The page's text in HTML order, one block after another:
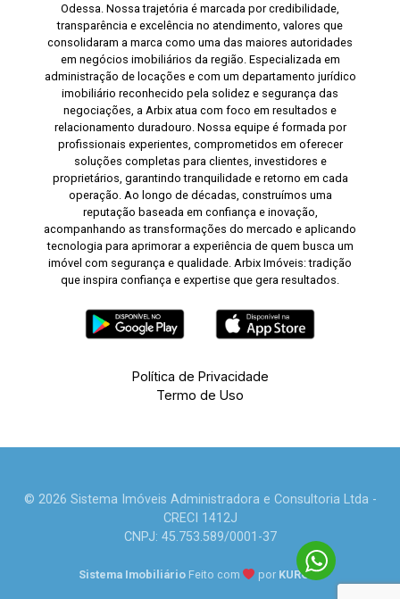
Odessa. Nossa trajetória é marcada por credibilidade,
transparência e excelência no atendimento, valores que
consolidaram a marca como uma das maiores autoridades
em negócios imobiliários da região. Especializada em
administração de locações e com um departamento jurídico
imobiliário reconhecido pela solidez e segurança das
negociações, a Arbix atua com foco em resultados e
relacionamento duradouro. Nossa equipe é formada por
profissionais experientes, comprometidos em oferecer
soluções completas para clientes, investidores e
proprietários, garantindo tranquilidade e retorno em cada
operação. Ao longo de décadas, construímos uma
reputação baseada em confiança e inovação,
acompanhando as transformações do mercado e aplicando
tecnologia para aprimorar a experiência de quem busca um
imóvel com segurança e qualidade. Arbix Imóveis: tradição
que inspira confiança e expertise que gera resultados.
Política de Privacidade
Termo de Uso
© 2026 Sistema Imóveis Administradora e Consultoria Ltda -
CRECI 1412J
CNPJ: 45.753.589/0001-37
Sistema Imobiliário Feito com por KUROLE